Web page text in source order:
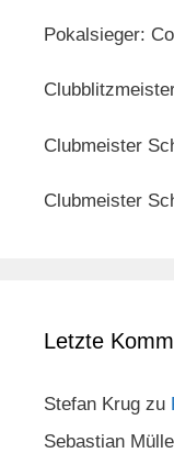
Pokalsieger:
Clubmeister
Clubmeister
Letzte
Stefan Krug zu
Sebastian